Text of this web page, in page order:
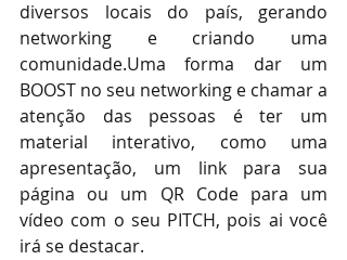
diversos locais do país, gerando
networking e criando uma
comunidade.Uma forma dar um
BOOST no seu networking e chamar a
atenção das pessoas é ter um
material interativo, como uma
apresentação, um link para sua
página ou um QR Code para um
vídeo com o seu PITCH, pois ai você
irá se destacar.